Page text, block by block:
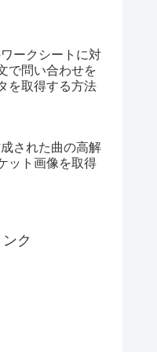
ークシートに対
で問い合わせを
を取得する方法
された曲の高解
ット画像を取得
ク